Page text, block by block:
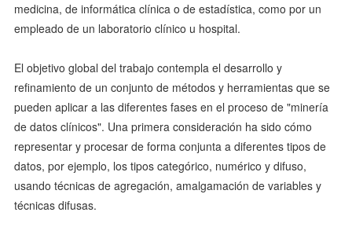
medicina, de informática clínica o de estadística, como por un
empleado de un laboratorio clínico u hospital.
El objetivo global del trabajo contempla el desarrollo y
refinamiento de un conjunto de métodos y herramientas que se
pueden aplicar a las diferentes fases en el proceso de "minería
de datos clínicos". Una primera consideración ha sido cómo
representar y procesar de forma conjunta a diferentes tipos de
datos, por ejemplo, los tipos categórico, numérico y difuso,
usando técnicas de agregación, amalgamación de variables y
técnicas difusas.